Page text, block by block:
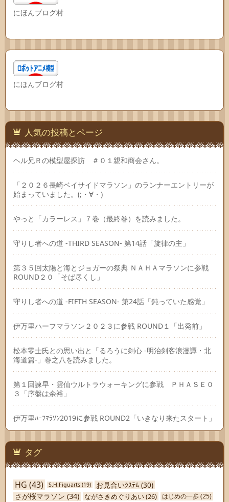
にほんブログ村
にほんブログ村
人気の投稿とページ
ヘル兄Ｒの模型屋探訪 ＃０１親和商会さん。
「２０２６長崎ベイサイドマラソン」のランナーエントリーが
始まっていました。(;・∀・)
やっと「カラーレス」７巻（最終巻）を読みました。
守りし者への道 -THIRD SEASON- 第14話「旋律の主」
第３５回太陽と海とジョガーの祭典 ＮＡＨＡマラソンに参戦
ROUND２０「そば尽くし」
守りし者への道 -FIFTH SEASON- 第24話「鈍っていた感覚」
伊万里ハーフマラソン２０２３に参戦 ROUND１「出発前」
松本零士氏との思い出と「るろうに剣心 -明治剣客浪漫譚・北
海道篇-」巻之八を読みました。
第１回諫早・雲仙ウルトラウォーキングに参戦 ＰＨＡＳＥ０
３「序盤は余裕」
伊万里ﾊｰﾌﾏﾗｿﾝ2019に参戦 ROUND2「いきなり来たスタート」
タグ
HG (43) S.H.Figuarts (19) お見合いｼｽﾃﾑ (30)
さが桜マラソン (34) ながさきめぐりあい(26) はじめの一歩(25)